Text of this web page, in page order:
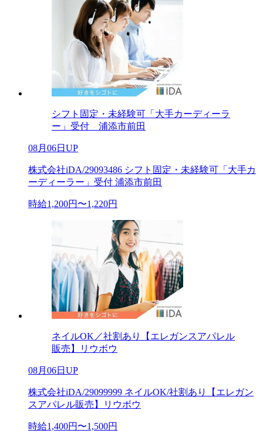
シフト固定・未経験可「大手カーディーラ
ー」受付 浦添市前田
08月06日UP
株式会社iDA/29093486 シフト固定・未経験可「大手カ
ーディーラー」受付 浦添市前田
時給1,200円〜1,220円
ネイルOK／社割あり【エレガンスアパレル
販売】リウボウ
08月06日UP
株式会社iDA/29099999 ネイルOK/社割あり【エレガン
スアパレル販売】リウボウ
時給1,400円〜1,500円